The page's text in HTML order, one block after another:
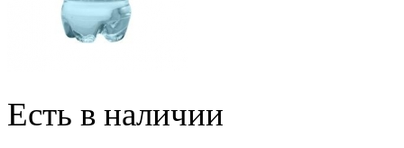
Есть в наличии